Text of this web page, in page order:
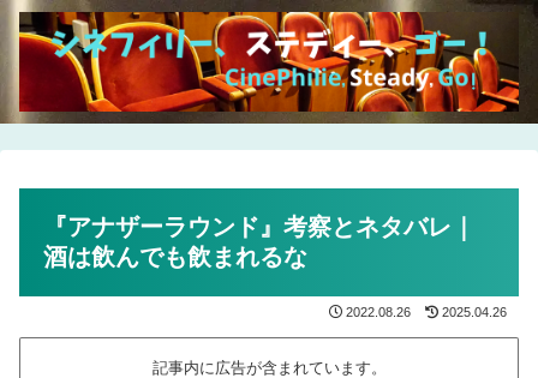
『アナザーラウンド』考察とネタバレ｜
酒は飲んでも飲まれるな
2022.08.26 2025.04.26
記事内に広告が含まれています。